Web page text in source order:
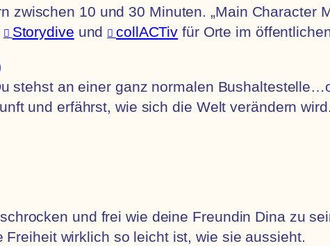
zwischen 10 und 30 Minuten. „Main Character
Storydive und collACTiv für Orte im
stehst an einer ganz normalen
und erfährst, wie sich die Welt verändern
und frei wie deine Freundin Dina zu
wirklich so leicht ist, wie sie aussieht.